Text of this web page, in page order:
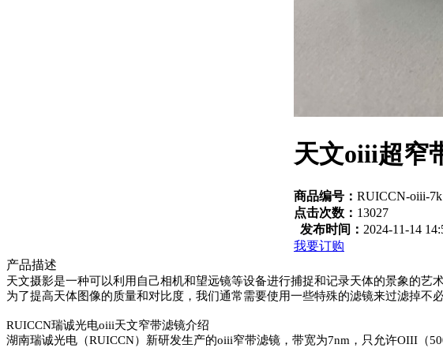
天文oiii超窄
商品编号： RUICCN-oiii-7k
点击次数： 13027
发布时间： 2024-11-14
我要订购
产品描述
天文摄影是一种可以利用自己相机和望远镜等设备进行捕捉和记录天体的景象的艺
为了提高天体图像的质量和对比度，我们通常需要使用一些特殊的滤镜来过滤掉不
RUICCN瑞诚光电oiii天文窄带滤镜介绍
湖南瑞诚光电（RUICCN）新研发生产的oiii窄带滤镜，带宽为7nm，只允许OIII（